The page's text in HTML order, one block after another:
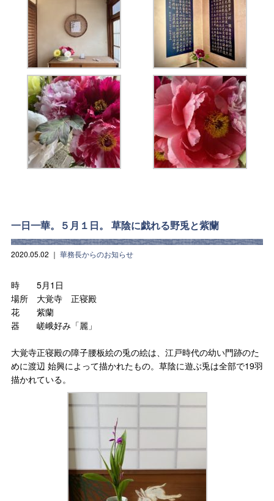
一日一華。５月１日。 草陰に戯れる野兎と紫蘭
2020.05.02 ｜ 華務長からのお知らせ
時 5月1日
場所 大覚寺 正寝殿
花 紫蘭
器 嵯峨好み「麗」
大覚寺正寝殿の障子腰板絵の兎の絵は、 江戸時代の幼い門跡のた
めに渡辺 始興によって描かれたもの。草陰に遊ぶ兎は全部で19羽
描かれている。